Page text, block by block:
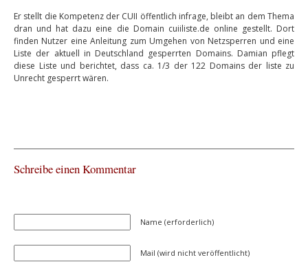
Er stellt die Kompetenz der CUII öffentlich infrage, bleibt an dem Thema
dran und hat dazu eine die Domain cuiiliste.de online gestellt. Dort
finden Nutzer eine Anleitung zum Umgehen von Netzsperren und eine
Liste der aktuell in Deutschland gesperrten Domains. Damian pflegt
diese Liste und berichtet, dass ca. 1/3 der 122 Domains der liste zu
Unrecht gesperrt wären.
Schreibe einen Kommentar
Name (erforderlich)
Mail (wird nicht veröffentlicht)